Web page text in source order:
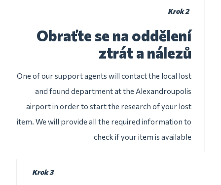
Krok 2
Obraťte se na oddělení
ztrát a nálezů
One of our support agents will contact the local lost
and found department at the Alexandroupolis
airport in order to start the research of your lost
item. We will provide all the required information to
check if your item is available
Krok 3